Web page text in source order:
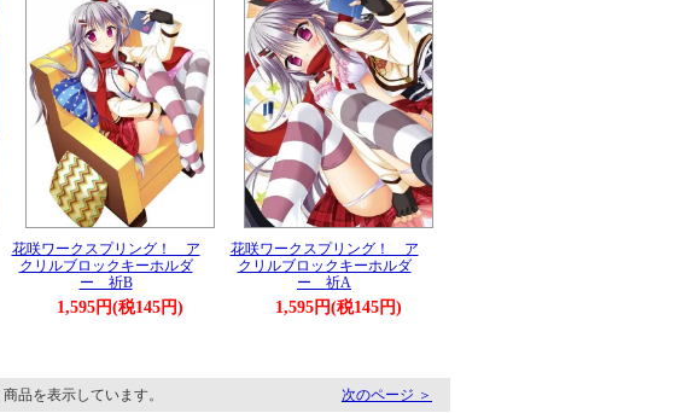
花咲ワークスプリング！ ア
クリルブロックキーホルダ
ー 祈B
1,595円(税145円)
花咲ワークスプリング！ ア
クリルブロックキーホルダ
ー 祈A
1,595円(税145円)
品を表示しています。 次のページ ＞